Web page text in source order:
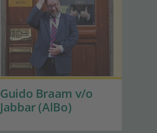
Guido Braam v/o
Jabbar (AlBo)